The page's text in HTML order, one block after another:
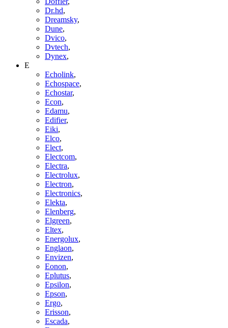
Dr.hd,
Dreamsky,
Dune,
Dvico,
Dvtech,
Dynex,
E
Echolink,
Echospace,
Echostar,
Econ,
Edamu,
Edifier,
Eiki,
Elco,
Elect,
Electcom,
Electra,
Electrolux,
Electron,
Electronics,
Elekta,
Elenberg,
Elgreen,
Eltex,
Energolux,
Englaon,
Envizen,
Eonon,
Eplutus,
Epsilon,
Epson,
Ergo,
Erisson,
Escada,